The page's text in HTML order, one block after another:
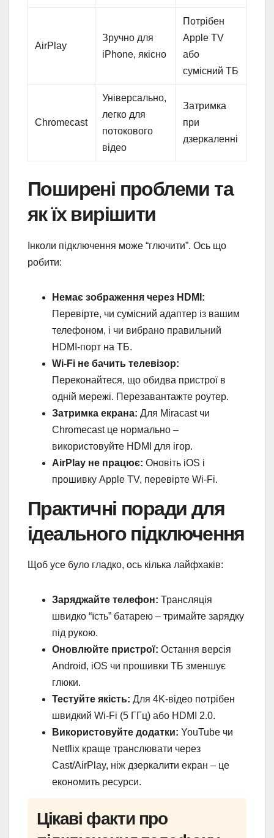
AirPlay
Зручно для
iPhone, якісно
Потрібен
Apple TV
або
сумісний ТБ
Chromecast
Універсально,
легко для
потокового
відео
Затримка
при
дзеркаленні
Поширені проблеми та
як їх вирішити
Інколи підключення може “глючити”. Ось що
робити:
Немає зображення через HDMI:
Перевірте, чи сумісний адаптер із вашим
телефоном, і чи вибрано правильний
HDMI-порт на ТБ.
Wi-Fi не бачить телевізор:
Переконайтеся, що обидва пристрої в
одній мережі. Перезавантажте роутер.
Затримка екрана: Для Miracast чи
Chromecast це нормально –
використовуйте HDMI для ігор.
AirPlay не працює: Оновіть iOS і
прошивку Apple TV, перевірте Wi-Fi.
Практичні поради для
ідеального підключення
Щоб усе було гладко, ось кілька лайфхаків:
Заряджайте телефон: Трансляція
швидко “їсть” батарею – тримайте зарядку
під рукою.
Оновлюйте пристрої: Остання версія
Android, iOS чи прошивки ТБ зменшує
глюки.
Тестуйте якість: Для 4K-відео потрібен
швидкий Wi-Fi (5 ГГц) або HDMI 2.0.
Використовуйте додатки: YouTube чи
Netflix краще транслювати через
Cast/AirPlay, ніж дзеркалити екран – це
економить ресурси.
Цікаві факти про